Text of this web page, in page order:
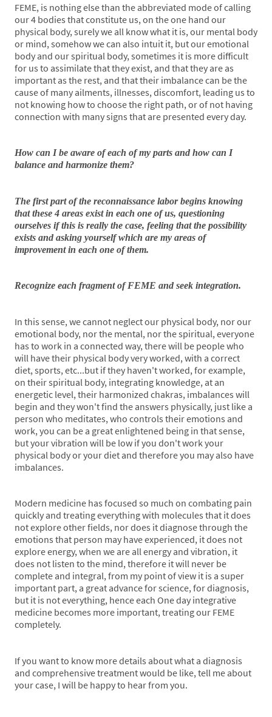
FEME, is nothing else than the abbreviated mode of calling
our 4 bodies that constitute us, on the one hand our
physical body, surely we all know what it is, our mental body
or mind, somehow we can also intuit it, but our emotional
body and our spiritual body, sometimes it is more difficult
for us to assimilate that they exist, and that they are as
important as the rest, and that their imbalance can be the
cause of many ailments, illnesses, discomfort, leading us to
not knowing how to choose the right path, or of not having
connection with many signs that are presented every day.
How can I be aware of each of my parts and how can I
balance and harmonize them?
The first part of the reconnaissance labor begins knowing
that these 4 areas exist in each one of us, questioning
ourselves if this is really the case, feeling that the possibility
exists and asking yourself which are my areas of
improvement in each one of them.
Recognize each fragment of FEME and seek integration.
In this sense, we cannot neglect our physical body, nor our
emotional body, nor the mental, nor the spiritual, everyone
has to work in a connected way, there will be people who
will have their physical body very worked, with a correct
diet, sports, etc...but if they haven't worked, for example,
on their spiritual body, integrating knowledge, at an
energetic level, their harmonized chakras, imbalances will
begin and they won't find the answers physically, just like a
person who meditates, who controls their emotions and
work, you can be a great enlightened being in that sense,
but your vibration will be low if you don't work your
physical body or your diet and therefore you may also have
imbalances.
Modern medicine has focused so much on combating pain
quickly and treating everything with molecules that it does
not explore other fields, nor does it diagnose through the
emotions that person may have experienced, it does not
explore energy, when we are all energy and vibration, it
does not listen to the mind, therefore it will never be
complete and integral, from my point of view it is a super
important part, a great advance for science, for diagnosis,
but it is not everything, hence each One day integrative
medicine becomes more important, treating our FEME
completely.
If you want to know more details about what a diagnosis
and comprehensive treatment would be like, tell me about
your case, I will be happy to hear from you.